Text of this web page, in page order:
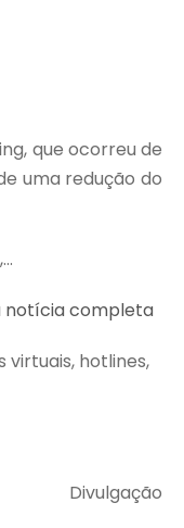
que ocorreu de
uma redução do
notícia completa
virtuais, hotlines,
Divulgação